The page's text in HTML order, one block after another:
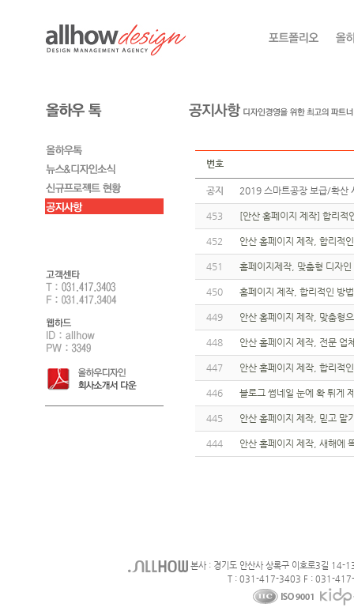
번호
공지 2019 스마트공장 보급/확
453 [안산 홈페이지 제작] 합리적
452 안산 홈페이지 제작, 합리적
451 홈페이지제작, 맞춤형 디자
450 홈페이지 제작, 합리적인 방
449 안산 홈페이지 제작, 맞춤형
448 안산 홈페이지 제작, 전문 업
447 안산 홈페이지 제작, 합리적
446 블로그 썸네일 눈에 확 튀게
445 안산 홈페이지 제작, 믿고 맡
444 안산 홈페이지 제작, 새해에
본사 : 경기도 안산사 상록구 이호로3길 14-
T : 031-417-3403 F : 031-